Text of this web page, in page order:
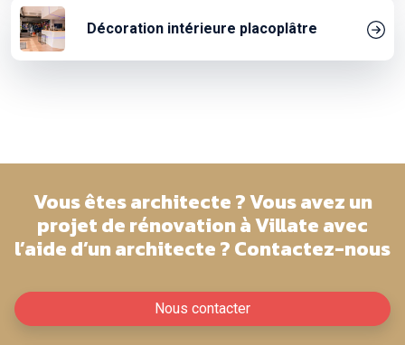
Décoration intérieure placoplâtre
Vous êtes architecte ? Vous avez un
projet de rénovation à Villate avec
l’aide d’un architecte ? Contactez-nous
Nous contacter